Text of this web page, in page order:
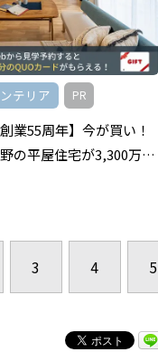
テリア PR
業55周年】今が買い！
の平屋住宅が3,300万…
3 4 5